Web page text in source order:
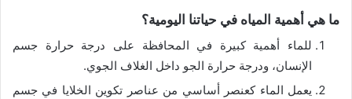
ما هي أهمية المياه في حياتنا اليومية؟
للماء أهمية كبيرة في المحافظة على درجة حرارة جسم
الإنسان، ودرجة حرارة الجو داخل الغلاف الجوي.
يعمل الماء كعنصر أساسي من عناصر تكوين الخلايا في جسم